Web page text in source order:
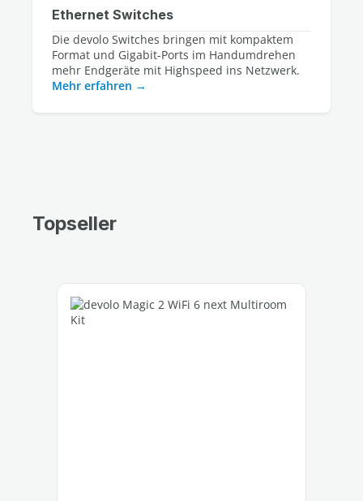
Ethernet Switches
Die devolo Switches bringen mit kompaktem
Format und Gigabit-Ports im Handumdrehen
mehr Endgeräte mit Highspeed ins Netzwerk.
Mehr erfahren
Topseller
Produktgalerie überspringen